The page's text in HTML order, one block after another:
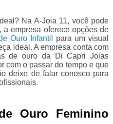
Na A-Joia 11, você pode
empresa oferece opções de
Ouro Infantil
para um visual
ideal. A empresa conta com
de ouro da Di Capri Joias
com o passar do tempo e que
deixe de falar conosco para
Ouro Feminino